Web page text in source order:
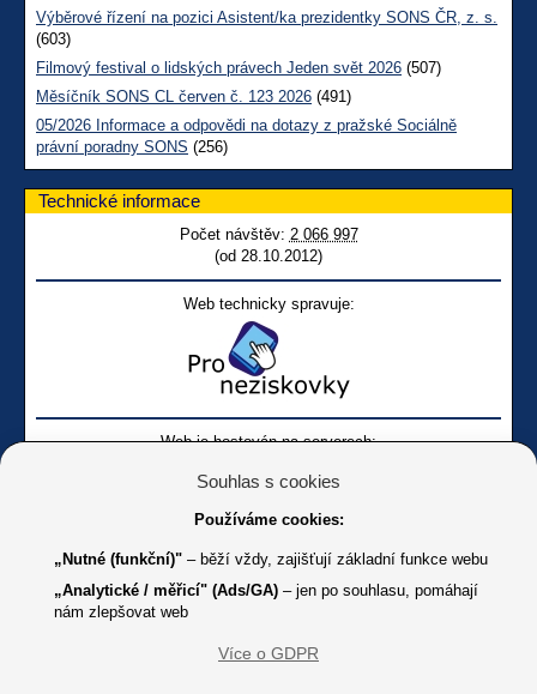
Výběrové řízení na pozici Asistent/ka prezidentky SONS ČR, z. s.
(603)
Filmový festival o lidských právech Jeden svět 2026 (507)
Měsíčník SONS CL červen č. 123 2026 (491)
05/2026 Informace a odpovědi na dotazy z pražské Sociálně
právní poradny SONS (256)
Technické informace
Počet návštěv: 2 066 997
(od 28.10.2012)
Web technicky spravuje:
Web je hostován na serverech:
Online
Youtube SONS
Souhlas s cookies
Používáme cookies:
„Nutné (funkční)" – běží vždy, zajišťují základní funkce webu
„Analytické / měřicí" (Ads/GA) – jen po souhlasu, pomáhají
nám zlepšovat web
Více o GDPR